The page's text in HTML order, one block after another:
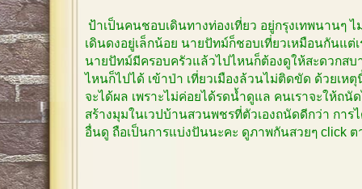
ป้าเป็นคนชอบเดินทางท่องเที่ยว อยู่กรุงเทพนานๆ
เดินดงอยู่เล็กน้อย นายปัทม์ก็ชอบเที่ยวเหมือนกันแต่
นายปัทม์มีครอบครัวแล้วไปไหนก็ต้องดูให้สะดวกส
ไหนก็ไปได้ เข้าป่า เที่ยวเมืองล้วนไม่ติดขัด ด้วยเห
จะได้ผล เพราะไม่ค่อยได้รดน้ำดูแล คนเราจะให้ถนั
สร้างมุมในเวปบ้านสวนพชรที่ตัวเองถนัดดีกว่า การ
อื่นดู ถือเป็นการแบ่งปันนะคะ ดูภาพกันสวยๆ click ต